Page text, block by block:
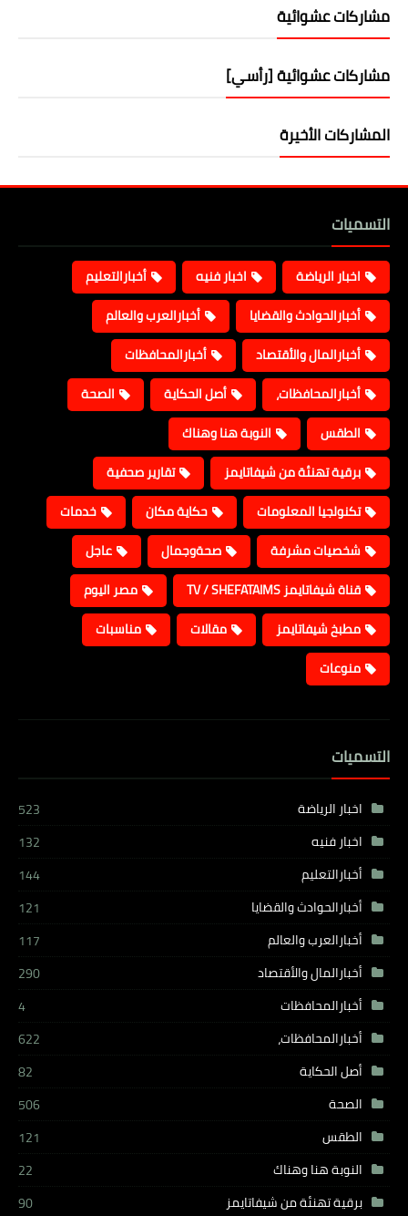
مشاركات عشوائية
مشاركات عشوائية [رأسي]
المشاركات الأخيرة
التسميات
اخبار الرياضة اخبار فنيه
أخبارالتعليم
أخبارالحوادث والقضايا
أخبارالعرب والعالم
أخبارالمال والأقتصاد
أخبارالمحافظات
أخبارالمحافظات،
أصل الحكاية
الصحة
الطقس
النوبة هنا وهناك
برقية تهنئة من شيفاتايمز
تقارير صحفية
تكنولجيا المعلومات
حكاية مكان
خدمات
شخصيات مشرفة
صحةوجمال
عاجل
قناة شيفاتايمز TV / SHEFATAIMS
مصر اليوم
مطبخ شيفاتايمز
مقالات
مناسبات
منوعات
التسميات
اخبار الرياضة
523
اخبار فنيه
132
أخبارالتعليم
144
أخبارالحوادث والقضايا
121
أخبارالعرب والعالم
117
أخبارالمال والأقتصاد
290
أخبارالمحافظات
4
أخبارالمحافظات،
622
أصل الحكاية
82
الصحة
506
الطقس
121
النوبة هنا وهناك
22
برقية تهنئة من شيفاتايمز
90